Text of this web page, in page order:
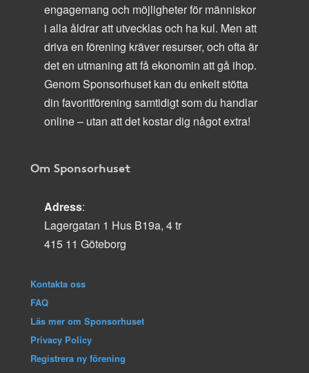
engagemang och möjligheter för människor
i alla åldrar att utvecklas och ha kul. Men att
driva en förening kräver resurser, och ofta är
det en utmaning att få ekonomin att gå ihop.
Genom Sponsorhuset kan du enkelt stötta
din favoritförening samtidigt som du handlar
online – utan att det kostar dig något extra!
Om Sponsorhuset
Adress:
Lagergatan 1 Hus B19a, 4 tr
415 11 Göteborg
Kontakta oss
FAQ
Läs mer om Sponsorhuset
Privacy Policy
Registrera ny förening